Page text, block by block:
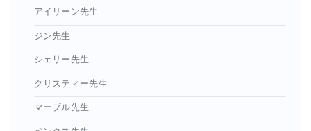
アイリーン先生
ジン先生
シェリー先生
クリスティー先生
マーブル先生